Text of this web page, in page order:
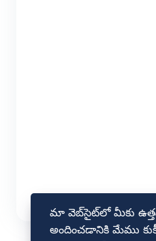
మా వెబ్‌సైట్‌లో మీకు
అందించడానికి మేము